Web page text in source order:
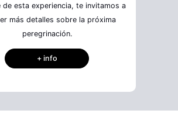
de esta experiencia, te invitamos a
más detalles sobre la próxima
peregrinación.
+ info